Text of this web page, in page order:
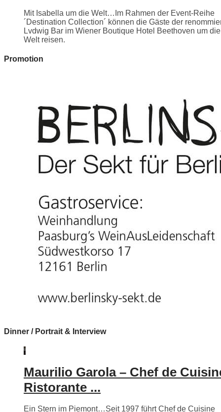
Mit Isabella um die Welt…Im Rahmen der Event-Reihe
´Destination Collection´ können die Gäste der
Lvdwig Bar im Wiener Boutique Hotel Beethoven um die
Welt reisen.
Promotion
Dinner / Portrait & Interview
Maurilio Garola – Chef de
Ristorante ...
Ein Stern im Piemont…Seit 1997 führt Chef de Cuisine